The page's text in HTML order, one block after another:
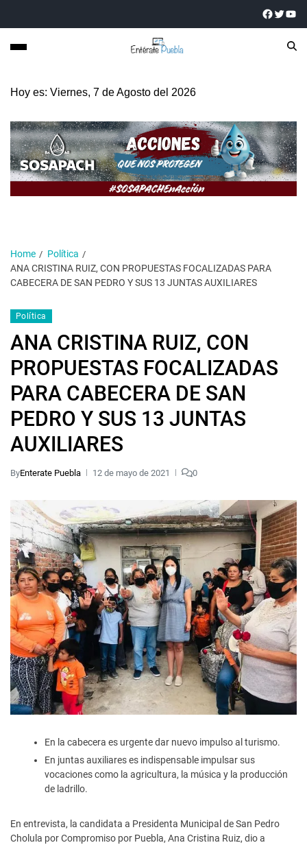
Hoy es: Viernes, 7 de Agosto del 2026
Home
Política
ANA CRISTINA RUIZ, CON PROPUESTAS FOCALIZADAS PARA
CABECERA DE SAN PEDRO Y SUS 13 JUNTAS AUXILIARES
Política
ANA CRISTINA RUIZ, CON
PROPUESTAS FOCALIZADAS
PARA CABECERA DE SAN
PEDRO Y SUS 13 JUNTAS
AUXILIARES
ByEnterate Puebla 12 de mayo de 2021 0
En la cabecera es urgente dar nuevo impulso al turismo.
En juntas auxiliares es indispensable impulsar sus
vocaciones como la agricultura, la música y la producción
de ladrillo.
En entrevista, la candidata a Presidenta Municipal de San Pedro
Cholula por Compromiso por Puebla, Ana Cristina Ruiz, dio a